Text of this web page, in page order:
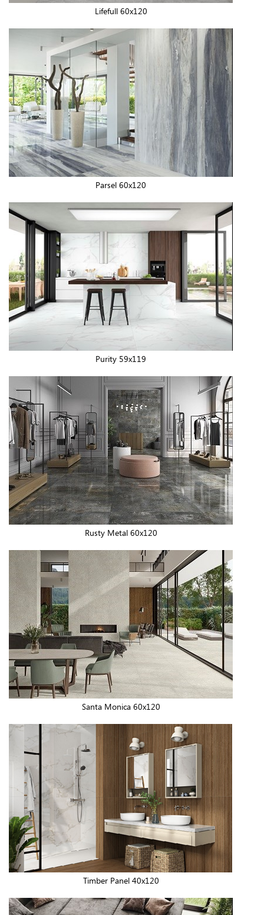
Lifefull 60x120
Parsel 60x120
Purity 59x119
Rusty Metal 60x120
Santa Monica 60x120
Timber Panel 40x120